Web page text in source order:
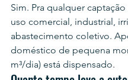
Sim. Pra qualquer
uso comercial, industrial,
abastecimento coletivo.
doméstico de pequena
m³/dia) está dispensado.